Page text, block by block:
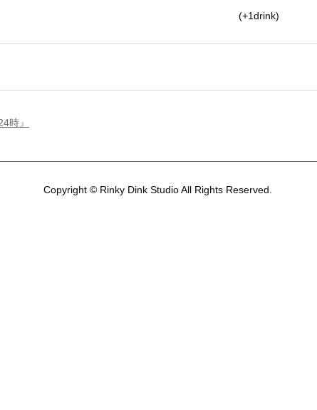
(+1drink)
時』
Copyright © Rinky Dink Studio All Rights Reserved.